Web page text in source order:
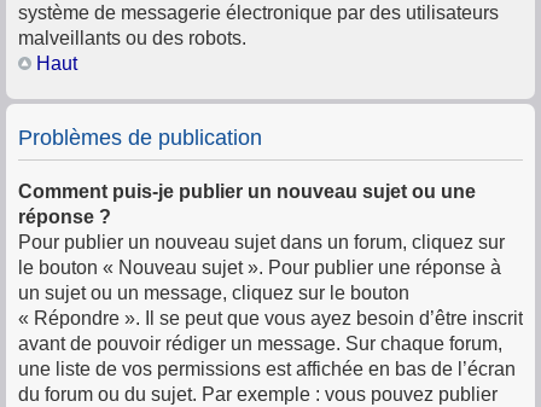
système de messagerie électronique par des utilisateurs
malveillants ou des robots.
Haut
Problèmes de publication
Comment puis-je publier un nouveau sujet ou une
réponse ?
Pour publier un nouveau sujet dans un forum, cliquez sur
le bouton « Nouveau sujet ». Pour publier une réponse à
un sujet ou un message, cliquez sur le bouton
« Répondre ». Il se peut que vous ayez besoin d’être inscrit
avant de pouvoir rédiger un message. Sur chaque forum,
une liste de vos permissions est affichée en bas de l’écran
du forum ou du sujet. Par exemple : vous pouvez publier